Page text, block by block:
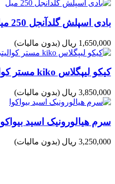
بادی اسپلش گلدآنجل 250 میل
1,650,000 ریال (بدون مالیات)
کیکو لیپگلاس kiko مستر کوالیتی
3,850,000 ریال (بدون مالیات)
سرم هیالورونیک اسید بیواکوا
3,250,000 ریال (بدون مالیات)